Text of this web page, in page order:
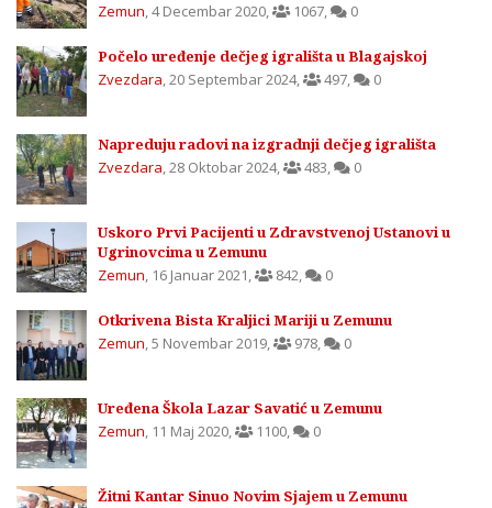
Zemun,4 Decembar 2020, 1067, 0
Počelo uređenje dečjeg igrališta u Blagajskoj
Zvezdara,20 Septembar 2024, 497, 0
Napreduju radovi na izgradnji dečjeg igrališta
Zvezdara,28 Oktobar 2024, 483, 0
Uskoro Prvi Pacijenti u Zdravstvenoj Ustanovi u
Ugrinovcima u Zemunu
Zemun, 16 Januar 2021, 842, 0
Otkrivena Bista Kraljici Mariji u Zemunu
Zemun,5 Novembar 2019, 978, 0
Uređena Škola Lazar Savatić u Zemunu
Zemun, 11 Maj 2020, 1100, 0
Žitni Kantar Sinuo Novim Sjajem u Zemunu